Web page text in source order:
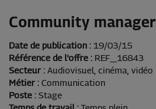
Community manager
Date de publication : 19/03/15
Référence de l'offre : REF_16843
Secteur : Audiovisuel, cinéma, vidéo
Métier : Communication
Poste : Stage